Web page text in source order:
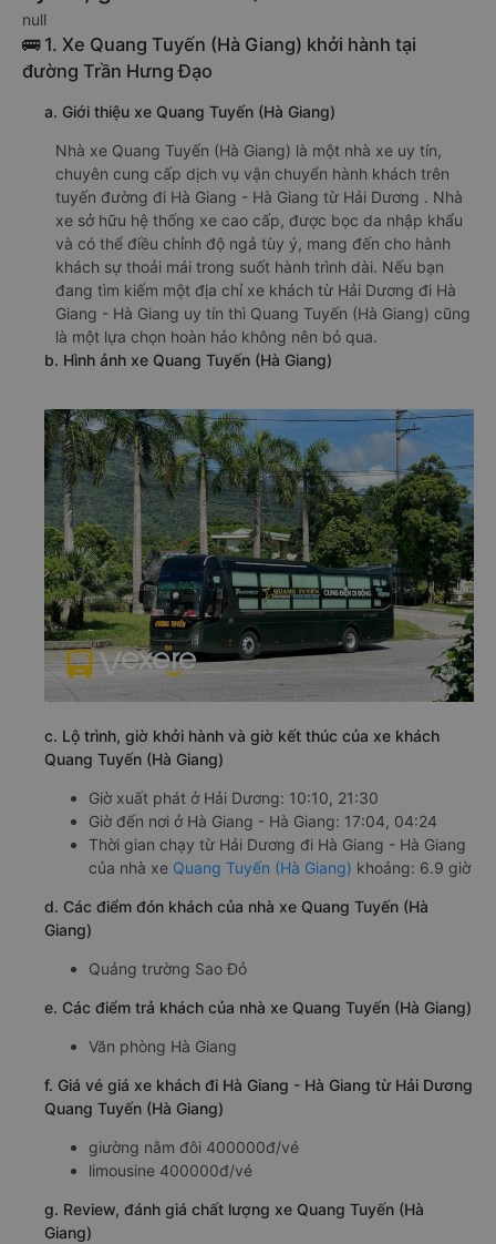
null
🚌 1. Xe Quang Tuyến (Hà Giang) khởi hành tại
đường Trần Hưng Đạo
a. Giới thiệu xe Quang Tuyến (Hà Giang)
Nhà xe Quang Tuyến (Hà Giang) là một nhà xe uy tín,
chuyên cung cấp dịch vụ vận chuyển hành khách trên
tuyến đường đi Hà Giang - Hà Giang từ Hải Dương . Nhà
xe sở hữu hệ thống xe cao cấp, được bọc da nhập khẩu
và có thể điều chỉnh độ ngả tùy ý, mang đến cho hành
khách sự thoải mái trong suốt hành trình dài. Nếu bạn
đang tìm kiếm một địa chỉ xe khách từ Hải Dương đi Hà
Giang - Hà Giang uy tín thì Quang Tuyến (Hà Giang) cũng
là một lựa chọn hoàn hảo không nên bỏ qua.
b. Hình ảnh xe Quang Tuyến (Hà Giang)
c. Lộ trình, giờ khởi hành và giờ kết thúc của xe khách
Quang Tuyến (Hà Giang)
Giờ xuất phát ở Hải Dương: 10:10, 21:30
Giờ đến nơi ở Hà Giang - Hà Giang: 17:04, 04:24
Thời gian chạy từ Hải Dương đi Hà Giang - Hà Giang
của nhà xe Quang Tuyến (Hà Giang) khoảng: 6.9 giờ
d. Các điểm đón khách của nhà xe Quang Tuyến (Hà
Giang)
Quảng trường Sao Đỏ
e. Các điểm trả khách của nhà xe Quang Tuyến (Hà Giang)
Văn phòng Hà Giang
f. Giá vé giá xe khách đi Hà Giang - Hà Giang từ Hải Dương
Quang Tuyến (Hà Giang)
giường nằm đôi 400000đ/vé
limousine 400000đ/vé
g. Review, đánh giá chất lượng xe Quang Tuyến (Hà
Giang)